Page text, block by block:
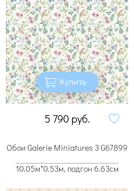
Купить
5 790 руб.
Обои Galerie Miniatures 3 G67899
10.05м*0.53м, подгон 6.63см